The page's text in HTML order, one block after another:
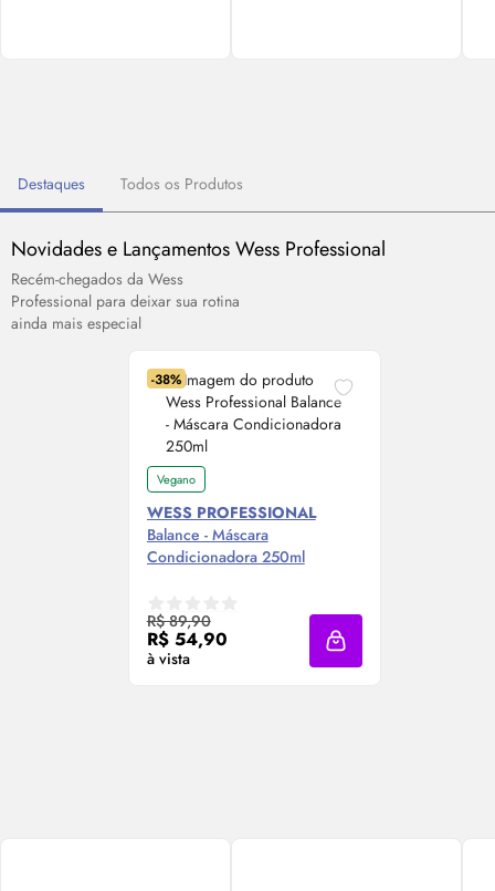
Destaques Todos os Produtos
Novidades e Lançamentos Wess Professional
Recém-chegados da Wess
Professional para deixar sua rotina
ainda mais especial
-38%
Vegano
WESS PROFESSIONAL
Balance - Máscara
Condicionadora 250ml
R$ 89,90
R$ 54,90
à vista Adicionar à sacola